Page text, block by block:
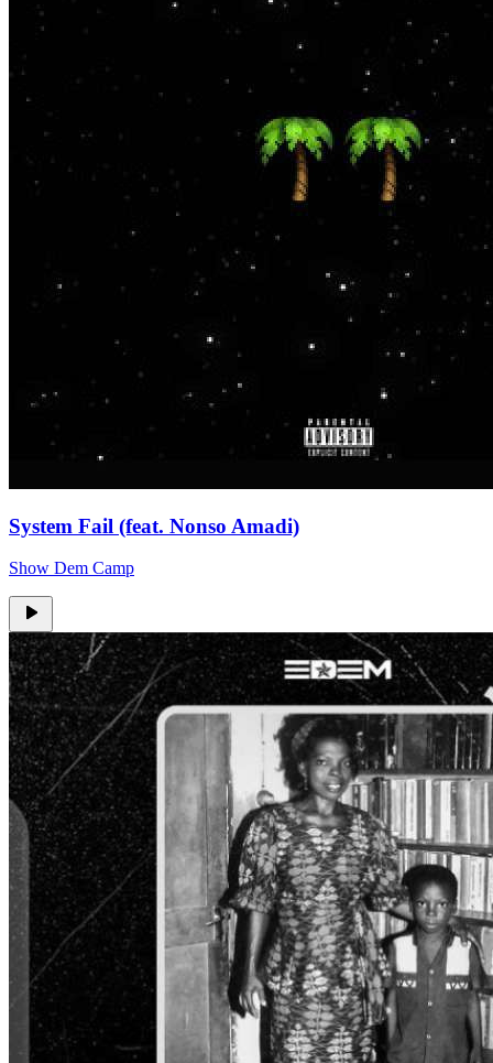
System Fail (feat. Nonso Amadi)
Show Dem Camp